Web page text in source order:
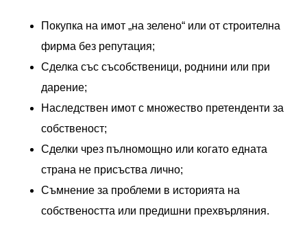
Покупка на имот „на зелено“ или от строителна
фирма без репутация;
Сделка със съсобственици, роднини или при
дарение;
Наследствен имот с множество претенденти за
собственост;
Сделки чрез пълномощно или когато едната
страна не присъства лично;
Съмнение за проблеми в историята на
собствеността или предишни прехвърляния.